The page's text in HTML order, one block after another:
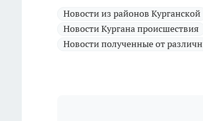
Новости из районов Курганской
Новости Кургана происшествия
Новости полученные от различн